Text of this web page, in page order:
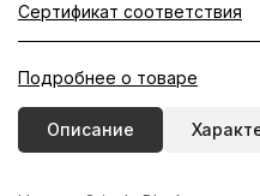
Сертификат соответствия
Подробнее о товаре
Описание